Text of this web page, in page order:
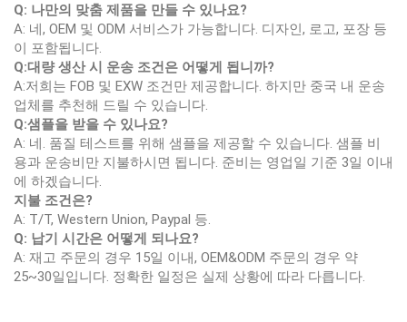
Q: 나만의 맞춤 제품을 만들 수 있나요?
A: 네, OEM 및 ODM 서비스가 가능합니다. 디자인, 로고, 포장 등
이 포함됩니다.
Q:대량 생산 시 운송 조건은 어떻게 됩니까?
A:저희는 FOB 및 EXW 조건만 제공합니다. 하지만 중국 내 운송
업체를 추천해 드릴 수 있습니다.
Q:샘플을 받을 수 있나요?
A: 네. 품질 테스트를 위해 샘플을 제공할 수 있습니다. 샘플 비
용과 운송비만 지불하시면 됩니다. 준비는 영업일 기준 3일 이내
에 하겠습니다.
지불 조건은?
A: T/T, Western Union, Paypal 등.
Q: 납기 시간은 어떻게 되나요?
A: 재고 주문의 경우 15일 이내, OEM&ODM 주문의 경우 약
25~30일입니다. 정확한 일정은 실제 상황에 따라 다릅니다.